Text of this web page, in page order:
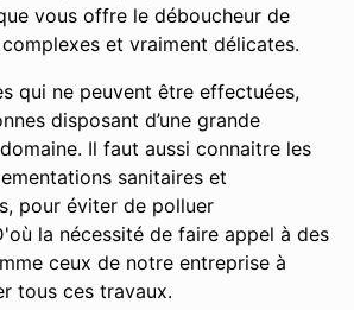
vous offre le déboucheur de
et vraiment délicates.
qui ne peuvent être effectuées,
disposant d’une grande
Il faut aussi connaitre les
sanitaires et
pour éviter de polluer
la nécessité de faire appel à des
ceux de notre entreprise à
tous ces travaux.